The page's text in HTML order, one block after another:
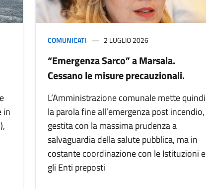
in
COMUNICATI 2 LUGLIO 2026
“Emergenza Sarco” a Marsala.
Cessano le misure precauzionali.
L’Amministrazione comunale mette quindi
la parola fine all’emergenza post incendio,
gestita con la massima prudenza a
salvaguardia della salute pubblica, ma in
costante coordinazione con le Istituzioni e
gli Enti preposti